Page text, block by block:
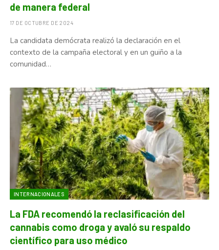
de manera federal
17 DE OCTUBRE DE 2024
La candidata demócrata realizó la declaración en el
contexto de la campaña electoral y en un guiño a la
comunidad…
INTERNACIONALES
La FDA recomendó la reclasificación del
cannabis como droga y avaló su respaldo
científico para uso médico